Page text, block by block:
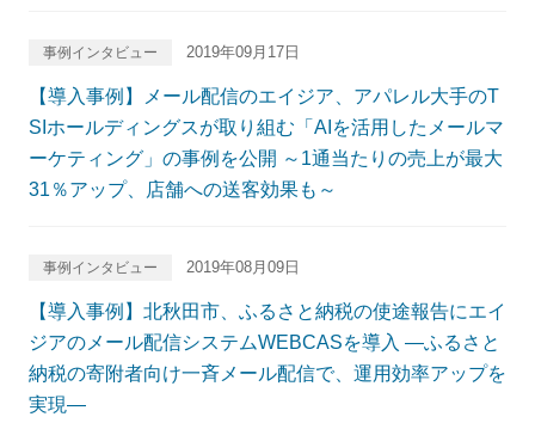
事例インタビュー 2019年09月17日
【導入事例】メール配信のエイジア、アパレル大手のT
SIホールディングスが取り組む「AIを活用したメールマ
ーケティング」の事例を公開 ～1通当たりの売上が最大
31％アップ、店舗への送客効果も～
事例インタビュー 2019年08月09日
【導入事例】北秋田市、ふるさと納税の使途報告にエイ
ジアのメール配信システムWEBCASを導入 ―ふるさと
納税の寄附者向け一斉メール配信で、運用効率アップを
実現―